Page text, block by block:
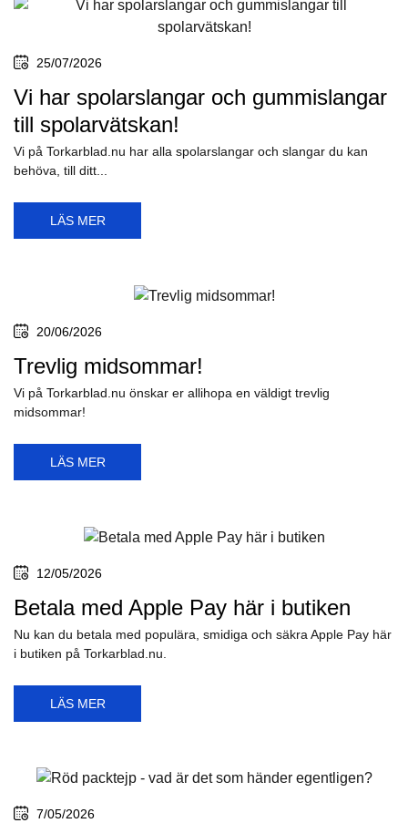
25/07/2026
Vi har spolarslangar och gummislangar
till spolarvätskan!
Vi på Torkarblad.nu har alla spolarslangar och slangar du kan
behöva, till ditt...
LÄS MER
20/06/2026
Trevlig midsommar!
Vi på Torkarblad.nu önskar er allihopa en väldigt trevlig
midsommar!
LÄS MER
12/05/2026
Betala med Apple Pay här i butiken
Nu kan du betala med populära, smidiga och säkra Apple Pay här
i butiken på Torkarblad.nu.
LÄS MER
7/05/2026